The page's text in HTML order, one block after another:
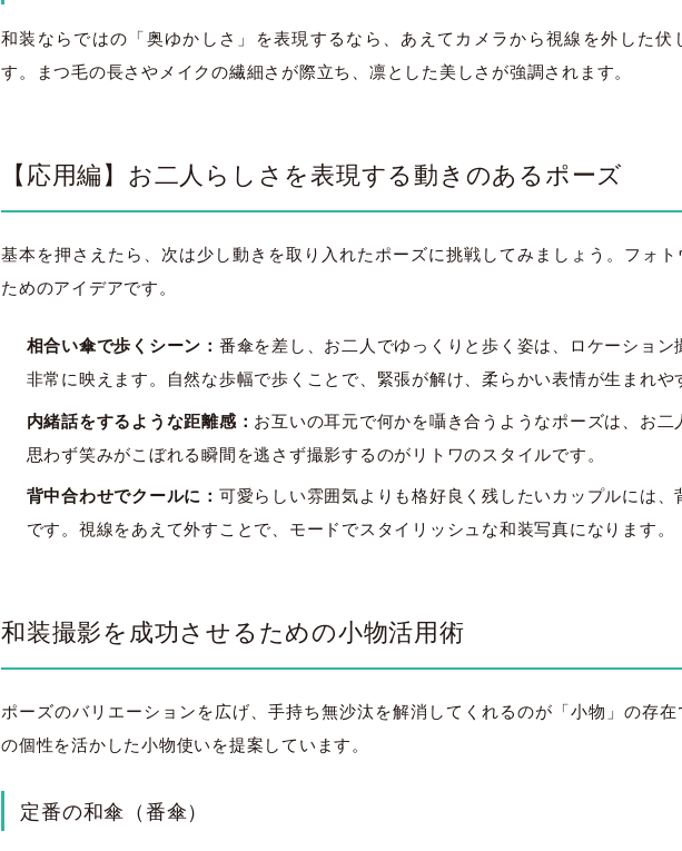
和装ならではの「奥ゆかしさ」を表現するなら、あえてカメラから視線を外した伏
す。まつ毛の長さやメイクの繊細さが際立ち、凛とした美しさが強調されます。
【応用編】お二人らしさを表現する動きのあるポーズ
基本を押さえたら、次は少し動きを取り入れたポーズに挑戦してみましょう。フォ
ためのアイデアです。
相合い傘で歩くシーン： 番傘を差し、お二人でゆっくりと歩く姿は、ロケーション
非常に映えます。自然な歩幅で歩くことで、緊張が解け、柔らかい表情が生まれや
内緒話をするような距離感： お互いの耳元で何かを囁き合うようなポーズは、お二
思わず笑みがこぼれる瞬間を逃さず撮影するのがリトワのスタイルです。
背中合わせでクールに： 可愛らしい雰囲気よりも格好良く残したいカップルには
です。視線をあえて外すことで、モードでスタイリッシュな和装写真になります。
和装撮影を成功させるための小物活用術
ポーズのバリエーションを広げ、手持ち無沙汰を解消してくれるのが「小物」の存
の個性を活かした小物使いを提案しています。
定番の和傘（番傘）